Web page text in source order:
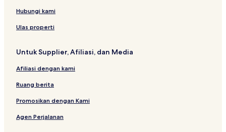
a
i
B
l
e
i
a
Hubungi kami
Ulas properti
Untuk Supplier, Afiliasi, dan Media
Afiliasi dengan kami
Ruang berita
Promosikan dengan Kami
Agen Perjalanan